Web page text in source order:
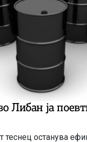
Либан ја
теснец останува